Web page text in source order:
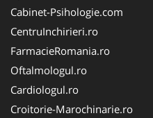
Cabinet-Psihologie.com
CentruInchirieri.ro
FarmacieRomania.ro
Oftalmologul.ro
Cardiologul.ro
Croitorie-Marochinarie.ro